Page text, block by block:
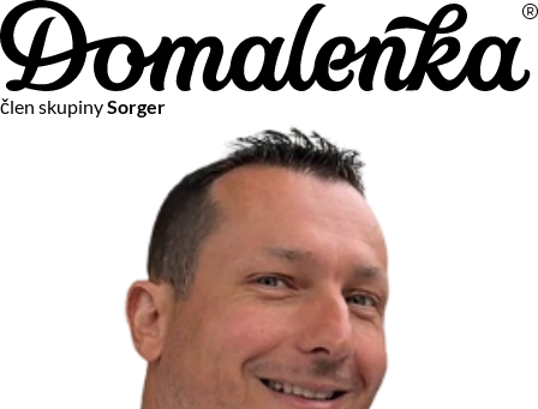
člen skupinySorger
Na vašom súkromí nám záleží
Chceme vám neustále poskytovať tie najlepšie služby.
Vzhľadom k platnej legislatíve od vás ale potrebujeme súhlas
s používaním súborov cookies.
Viac o personalizácii a meraní
Aby sme vedeli, čo sa deje na webových stránkach a aby sme
vám mohli prispôsobiť ponuky na mieru či reklamu,
používame cookies a taktiežslužby spoločnosti Google
Čo sú cookies?
Cookies sú malé textové súbory, ktoré môžu byť používané
webovými stránkami, aby zefektívnili používateľský zážitok.